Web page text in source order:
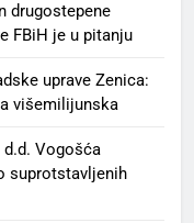
drugostepene
FBiH je u pitanju
uprave Zenica:
višemilijunska
d.d. Vogošća
suprotstavljenih